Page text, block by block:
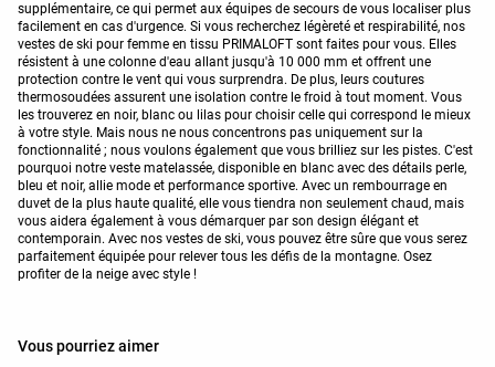
supplémentaire, ce qui permet aux équipes de secours de vous localiser plus
facilement en cas d'urgence. Si vous recherchez légèreté et respirabilité, nos
vestes de ski pour femme en tissu PRIMALOFT sont faites pour vous. Elles
résistent à une colonne d'eau allant jusqu'à 10 000 mm et offrent une
protection contre le vent qui vous surprendra. De plus, leurs coutures
thermosoudées assurent une isolation contre le froid à tout moment. Vous
les trouverez en noir, blanc ou lilas pour choisir celle qui correspond le mieux
à votre style. Mais nous ne nous concentrons pas uniquement sur la
fonctionnalité ; nous voulons également que vous brilliez sur les pistes. C'est
pourquoi notre veste matelassée, disponible en blanc avec des détails perle,
bleu et noir, allie mode et performance sportive. Avec un rembourrage en
duvet de la plus haute qualité, elle vous tiendra non seulement chaud, mais
vous aidera également à vous démarquer par son design élégant et
contemporain. Avec nos vestes de ski, vous pouvez être sûre que vous serez
parfaitement équipée pour relever tous les défis de la montagne. Osez
profiter de la neige avec style !
Vous pourriez aimer